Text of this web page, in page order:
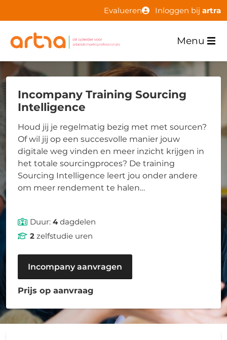
Evalueren Inloggen bij artra
Menu
Incompany Training Sourcing
Intelligence
Houd jij je regelmatig bezig met met sourcen?
Of wil jij op een succesvolle manier jouw
digitale weg vinden en meer inzicht krijgen in
het totale sourcingproces? De training
Sourcing Intelligence leert jou onder andere
om meer rendement te halen…
Duur: 4dagdelen
2zelfstudie uren
Incompany aanvragen
Prijs op aanvraag